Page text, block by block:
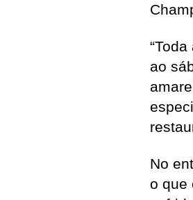
ao
No
o que